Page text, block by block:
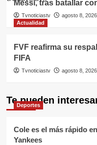
Messi, tras batallar
Tvnoticiastv
agosto 8, 2026
Actualidad
FVF reafirma su
FIFA
Tvnoticiastv agosto 8, 2026
Te pueden
Deportes
Cole es el más rápido
Yankees